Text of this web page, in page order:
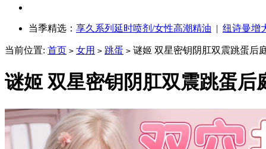
当季精选： 享久系列延时喷剂/女性高潮精油 | 纽诗曼增
当前位置: 首页 > 女用 > 跳蛋 > 谜姬 双星密钥阴肛双震跳蛋后
谜姬 双星密钥阴肛双震跳蛋后